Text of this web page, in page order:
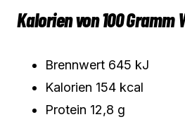
Kalorien von 100 Gramm
Brennwert 645 kJ
Kalorien 154 kcal
Protein 12,8 g